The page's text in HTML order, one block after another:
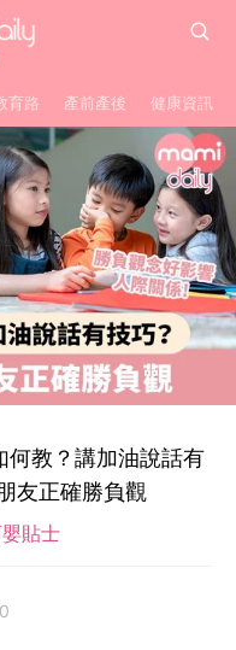
育路 產前產後 健康資訊
何教？講加油說話有
友正確勝負觀
貼士